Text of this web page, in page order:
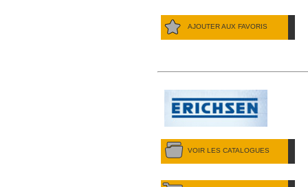
AJOUTER AUX FAVORIS
VOIR LES CATALOGUES